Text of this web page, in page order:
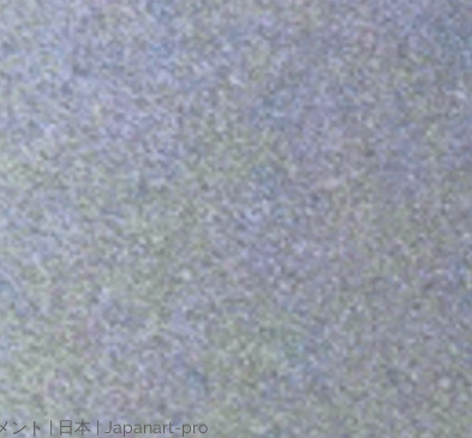
ント | 日本 | Japanart-pro